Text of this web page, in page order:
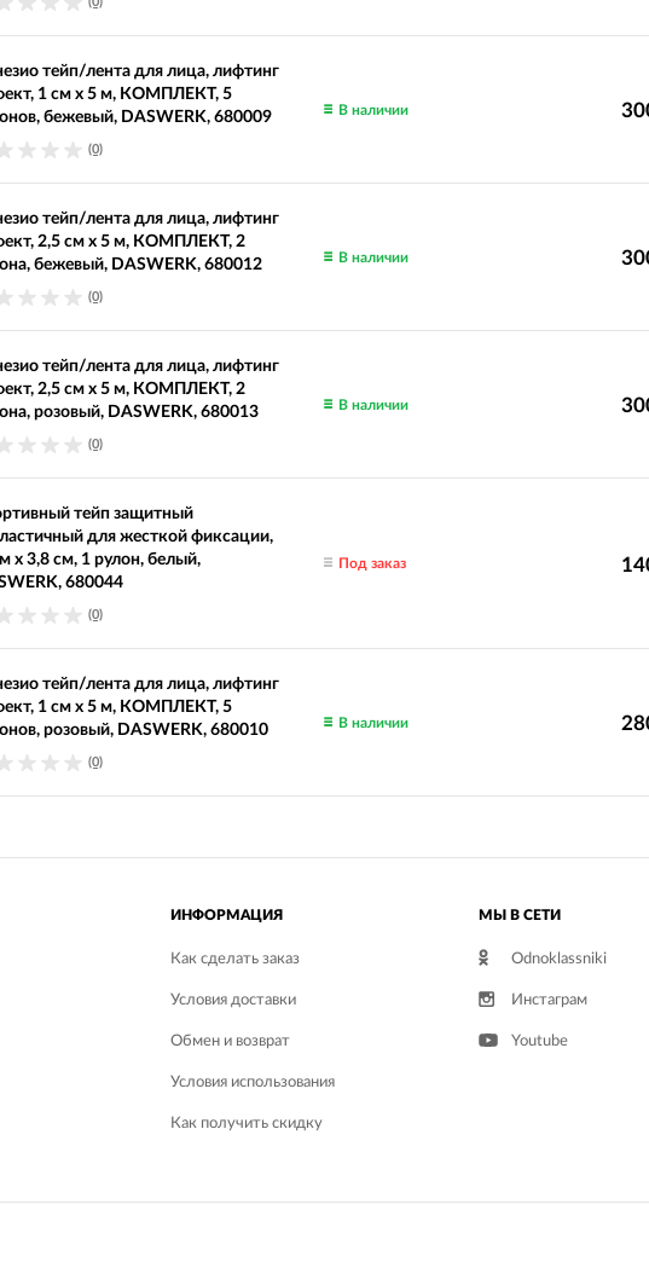
тейп/лента для лица, лифтинг
1 см х 5 м, КОМПЛЕКТ, 5
бежевый, DASWERK, 680009
(0)
В наличии
тейп/лента для лица, лифтинг
2,5 см х 5 м, КОМПЛЕКТ, 2
бежевый, DASWERK, 680012
(0)
В наличии
тейп/лента для лица, лифтинг
2,5 см х 5 м, КОМПЛЕКТ, 2
розовый, DASWERK, 680013
(0)
В наличии
тейп защитный
для жесткой фиксации,
х 3,8 см, 1 рулон, белый,
680044
(0)
Под заказ
тейп/лента для лица, лифтинг
1 см х 5 м, КОМПЛЕКТ, 5
розовый, DASWERK, 680010
(0)
В наличии
ИНФОРМАЦИЯ
Как сделать заказ
Условия доставки
Обмен и возврат
Условия использования
Как получить скидку
МЫ В СЕТИ
Odnoklassniki
Инстаграм
Youtube